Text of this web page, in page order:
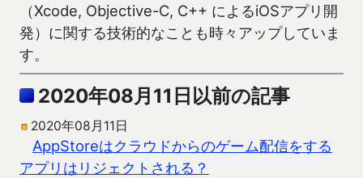
（Xcode, Objective-C, C++ によるiOSアプリ開
発）に関する技術的なことも時々アップしていま
す。
2020年08月11日以前の記事
2020年08月11日
AppStoreはクラウドからのゲーム配信をする
アプリはリジェクトされる？